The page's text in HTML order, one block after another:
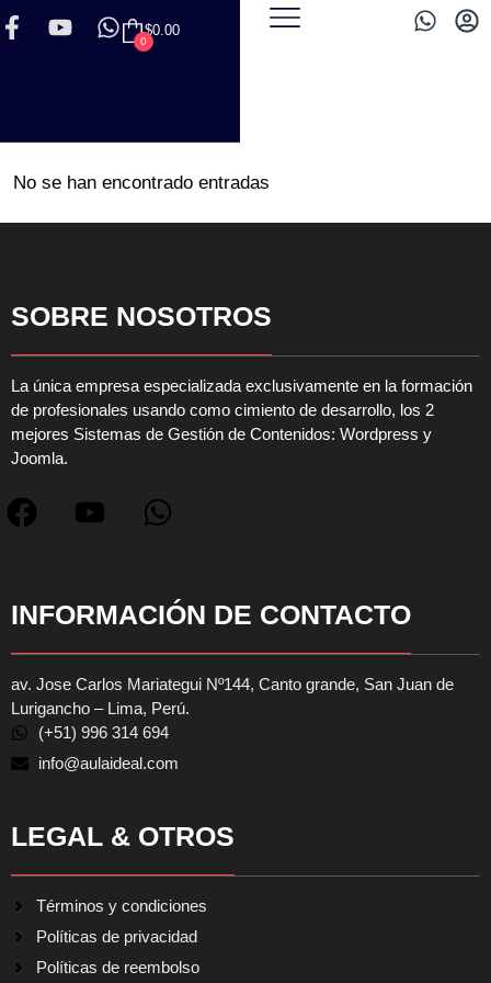
$0.00
0
No se han encontrado entradas
SOBRE NOSOTROS
La única empresa especializada exclusivamente en la formación
de profesionales usando como cimiento de desarrollo, los 2
mejores Sistemas de Gestión de Contenidos: Wordpress y
Joomla.
INFORMACIÓN DE CONTACTO
av. Jose Carlos Mariategui Nº144, Canto grande, San Juan de
Lurigancho – Lima, Perú.
(+51) 996 314 694
info@aulaideal.com
LEGAL & OTROS
Términos y condiciones
Políticas de privacidad
Políticas de reembolso